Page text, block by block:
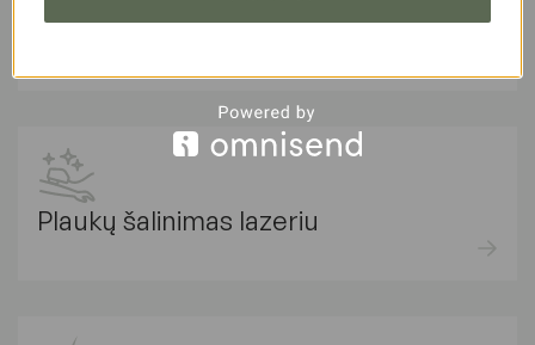
Lazerinė dermatologija
Plaukų šalinimas lazeriu